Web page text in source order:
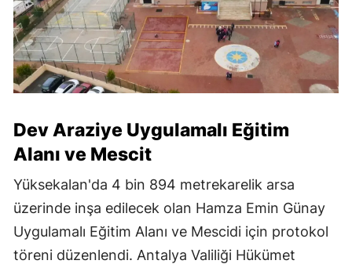
Dev Araziye Uygulamalı Eğitim
Alanı ve Mescit
Yüksekalan'da 4 bin 894 metrekarelik arsa
üzerinde inşa edilecek olan Hamza Emin Günay
Uygulamalı Eğitim Alanı ve Mescidi için protokol
töreni düzenlendi. Antalya Valiliği Hükümet